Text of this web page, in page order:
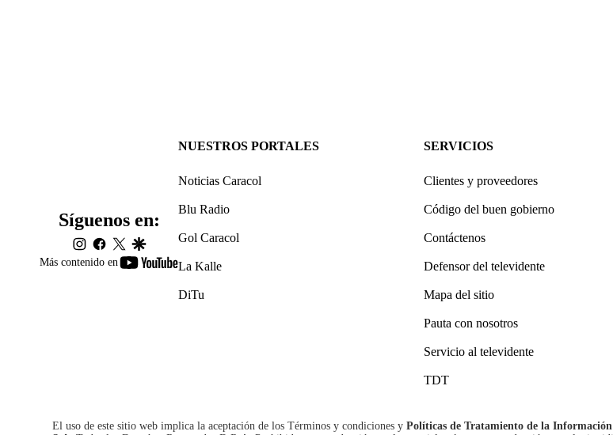
Más contenido en
youtube-
Síguenos en:
instagram
facebook
twittergoogle
NUESTROS PORTALES
Noticias Caracol
Blu Radio
Gol Caracol
La Kalle
DiTu
SERVICIOS
Clientes y proveedores
Código del buen gobierno
Contáctenos
Defensor del televidente
Mapa del sitio
Pauta con nosotros
Servicio al televidente
TDT
El uso de este sitio web implica la aceptación de los Términos y condiciones y Políticas de Tratamiento de la Información